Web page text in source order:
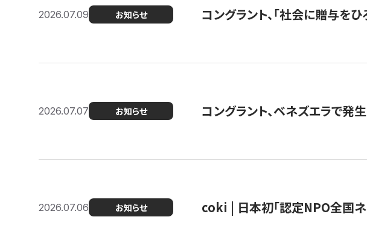
2026.07.09 お知らせ コングラント、「社会に贈与を
2026.07.07 お知らせ コングラント、ベネズエラで発
2026.07.06 お知らせ coki | 日本初「認定NPO全国ネ